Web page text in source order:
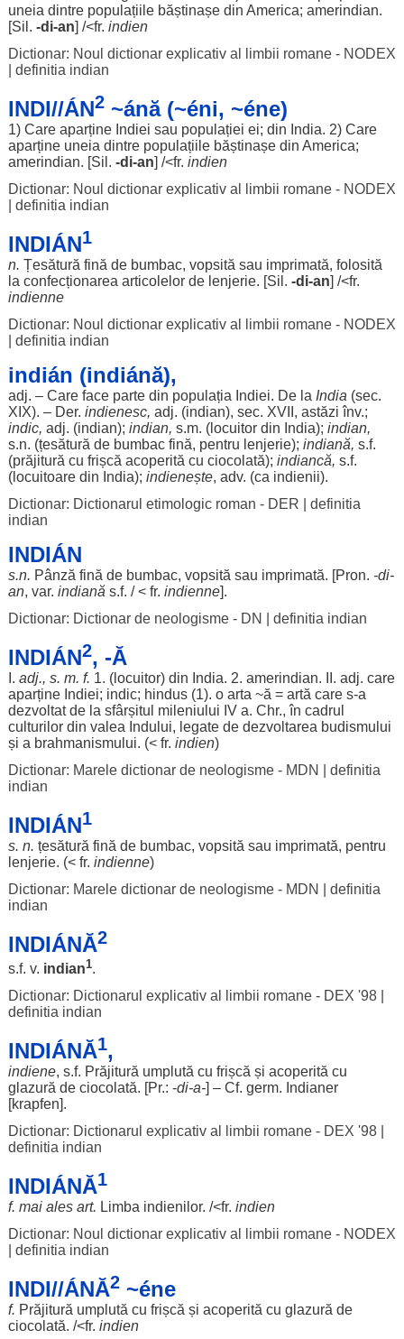
uneia dintre populațiile băștinaședin America; amerindian.
[Sil . -di-an] /<fr. indien
Dictionar: Noul dictionar explicativ al limbii romane - NODEX
definitia indian
INDI//ÁN2~ánă (~éni, ~éne)
1) Care aparțineIndiei sau populației ei; din India. 2) Care
aparține uneia dintre populațiile băștinaședin America;
amerindian. [Sil . -di-an] /<fr. indien
Dictionar: Noul dictionar explicativ al limbii romane - NODEX
definitia indian
INDIÁN1
n. Țesătură fină de bumbac, vopsită sau imprimată, folosită
la confecționarea articolelorde lenjerie. [Sil . -di-an] /<fr.
indienne
Dictionar: Noul dictionar explicativ al limbii romane - NODEX
definitia indian
indián (indiánă),
adj. – Care face partedin populația Indiei. De la India (sec.
XIX). – Der. indienesc, adj. (indian), sec. XVII, astăzi înv.;
indic, adj. (indian); indian, s.m. (locuitordin India); indian,
s.n. (țesătură de bumbac fină, pentru lenjerie); indiană, s.f.
(prăjitură cu frișcă acoperită cu ciocolată); indiancă, s.f.
(locuitoaredin India); indienește, adv. (ca indienii).
Dictionar: Dictionarul etimologic roman - DER
definitia
indian
INDIÁN
s.n. Pânză fină de bumbac, vopsită sau imprimată. [Pron. -di-
an, var. indiană s.f. / < fr. indienne].
Dictionar: Dictionar de neologisme - DN
definitia indian
INDIÁN2, -Ă
I. adj., s. m. f. 1. (locuitor) din India. 2. amerindian. II. adj. care
aparțineIndiei; indic; hindus(1). o arta ~ă = artă care s-a
dezvoltatde la sfârșitul mileniului IVa. Chr., în cadrul
culturilordin valea Indului, legatede dezvoltarea budismului
și a brahmanismului. (< fr. indien)
Dictionar: Marele dictionar de neologisme - MDN
definitia
indian
INDIÁN1
s. n. țesătură fină de bumbac, vopsită sau imprimată, pentru
lenjerie. (< fr. indienne)
Dictionar: Marele dictionar de neologisme - MDN
definitia
indian
INDIÁNĂ2
s.f. v. indian1.
Dictionar: Dictionarul explicativ al limbii romane - DEX '98|
definitia indian
INDIÁNĂ1,
indiene, s.f. Prăjitură umplută cu frișcă și acoperită cu
glazură de ciocolată. [Pr.: -di-a-] – Cf. germ. Indianer
[krapfen].
Dictionar: Dictionarul explicativ al limbii romane - DEX '98|
definitia indian
INDIÁNĂ1
f. mai ales art. Limba indienilor. /<fr. indien
Dictionar: Noul dictionar explicativ al limbii romane - NODEX
definitia indian
INDI//ÁNĂ2~éne
f. Prăjitură umplută cu frișcă și acoperită cu glazură de
ciocolată. /<fr. indien